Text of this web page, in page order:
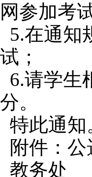
网参加考
5.在通知
试；
6.请学生
分。
特此通知
附件：
教务处